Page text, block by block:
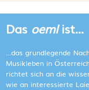
Das oemlist...
...das grundlegende
Musikleben in
richtet sich an die
wie an interessierte